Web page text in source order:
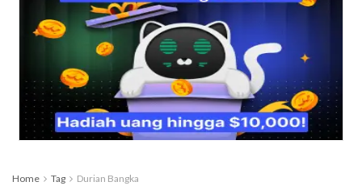
Home Tag Durian Bangka